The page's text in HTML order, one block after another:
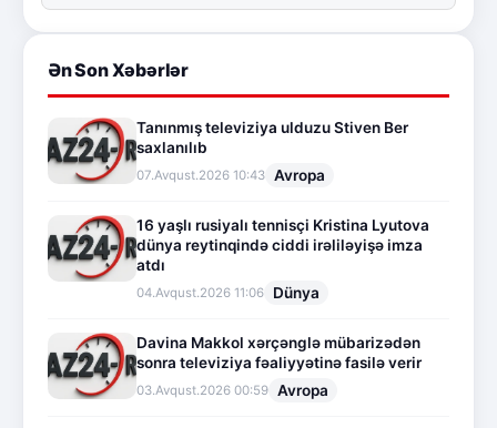
Ən Son Xəbərlər
Tanınmış televiziya ulduzu Stiven Ber
saxlanılıb
07.Avqust.2026 10:43 Avropa
16 yaşlı rusiyalı tennisçi Kristina Lyutova
dünya reytinqində ciddi irəliləyişə imza
atdı
04.Avqust.2026 11:06 Dünya
Davina Makkol xərçənglə mübarizədən
sonra televiziya fəaliyyətinə fasilə verir
03.Avqust.2026 00:59 Avropa